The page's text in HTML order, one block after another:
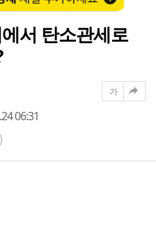
서 탄소관세로
06:31
가